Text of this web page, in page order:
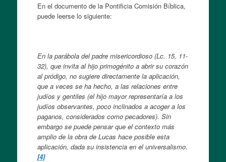
En el documento de la Pontificia Comisión Bíblica,
puede leerse lo siguiente:
En la parábola del padre misericordioso (Lc. 15, 11-
32), que invita al hijo primogénito a abrir su corazón
al pródigo, no sugiere directamente la aplicación,
que a veces se ha hecho, a las relaciones entre
judíos y gentiles (el hijo mayor representaría a los
judíos observantes, poco inclinados a acoger a los
paganos, considerados como pecadores). Sin
embargo se puede pensar que el contexto más
amplio de la obra de Lucas hace posible esta
aplicación, dada su insistencia en el universalismo.
[4]